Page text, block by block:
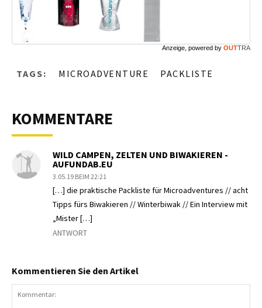
Anzeige, powered by OUTTRA
TAGS: MICROADVENTURE PACKLISTE
KOMMENTARE
WILD CAMPEN, ZELTEN UND BIWAKIEREN -
AUFUNDAB.EU
3.05.19 BEIM 22:21
[…] die praktische Packliste für Microadventures // acht
Tipps fürs Biwakieren // Winterbiwak // Ein Interview mit
„Mister […]
ANTWORT
Kommentieren Sie den Artikel